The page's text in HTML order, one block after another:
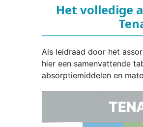
Het volledige
Als leidraad door het
hier een samenvattende
absorptiemiddelen en